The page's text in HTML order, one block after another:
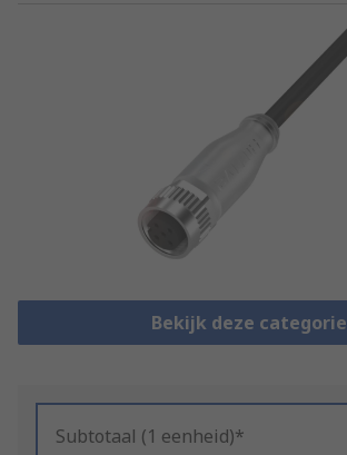
Bekijk deze categorie
Subtotaal (1 eenheid)*